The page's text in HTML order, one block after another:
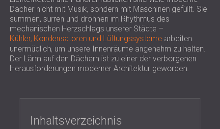
DIFFUSOREN
AKUSTIKPLATTEN UND
SCHALLABSORBIERENDE PLATTEN
BLOG
FORSCHUNG UND ENTWICKLUNG
NEWS
VIDEO
REFERENZEN
MITGLIEDSCHAFTEN
ANWENDUNGEN
SCHALLSCHUTZ UND AKUSTIK FÜR
WOHNGEBÄUDE
SCHALLSCHUTZ UND AKUSTIK FÜR
INDUSTRIEGEBÄUDE
SCHALLSCHUTZ UND AKUSTIK FÜR
SCHALLDÄMMUNG UND AKUSTIK VON
SCHALLSCHUTZ UND AKUSTIK FÜR
SERVICES
AKUSTIK BERATUNG
AKUSTISCHE SIMULATION
AKUSTIKTECHNIK
BAUÜBERWACHUNG
PROJEKTE
DOWNLOADBEREICH
Dächer nicht mit Musik, sondern mit Maschinen gefüllt. Sie
summen, surren und dröhnen im Rhythmus des
mechanischen Herzschlags unserer Städte –
Kühler, Kondensatoren und Lüftungssysteme arbeiten
unermüdlich, um unsere Innenräume angenehm zu halten.
Der Lärm auf den Dächern ist zu einer der verborgenen
Herausforderungen moderner Architektur geworden.
Inhaltsverzeichnis